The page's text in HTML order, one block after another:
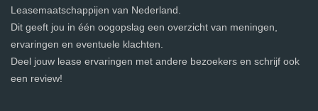
Leasemaatschappijen van Nederland.
Dit geeft jou in één oogopslag een overzicht van meningen,
ervaringen en eventuele klachten.
Deel jouw lease ervaringen met andere bezoekers en schrijf ook
een review!